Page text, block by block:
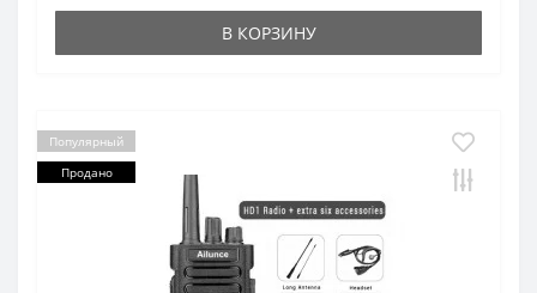
В КОРЗИНУ
Популярный
Продано